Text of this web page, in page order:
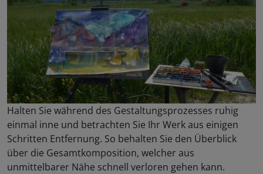
Halten Sie während des Gestaltungsprozesses ruhig
einmal inne und betrachten Sie Ihr Werk aus einigen
Schritten Entfernung. So behalten Sie den Überblick
über die Gesamtkomposition, welcher aus
unmittelbarer Nähe schnell verloren gehen kann.